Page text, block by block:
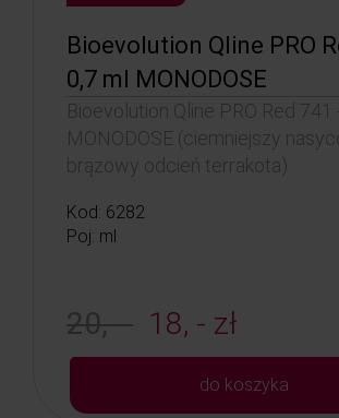
Bioevolution Qline PRO
0,7 ml MONODOSE
Bioevolution Qline PRO Red 741
MONODOSE (ciemniejszy
brązowy odcień terrakota)
Kod: 6282
Poj: ml
20, - 18, - zł
do koszyka